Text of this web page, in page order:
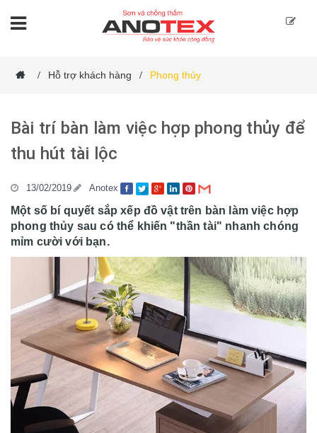
/ Hỗ trợ khách hàng / Phong thủy
Bài trí bàn làm việc hợp phong thủy để
thu hút tài lộc
13/02/2019 Anotex
Một số bí quyết sắp xếp đồ vật trên bàn làm việc hợp
phong thủy sau có thể khiến "thần tài" nhanh chóng
mỉm cười với bạn.